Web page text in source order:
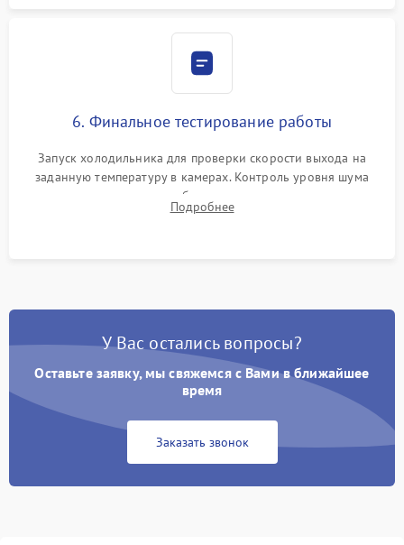
6. Финальное тестирование работы
Запуск холодильника для проверки скорости выхода на
заданную температуру в камерах. Контроль уровня шума
компрессора, отсутствия обмерзания стенок и корректного
срабатывания системы автоматической оттайки.
Подробнее
У Вас остались вопросы?
Оставьте заявку, мы свяжемся с Вами в ближайшее
время
Заказать звонок